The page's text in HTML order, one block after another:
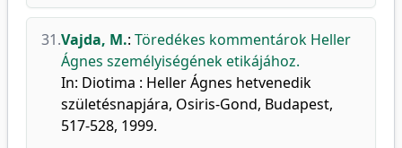
31.Vajda, M.: Töredékes kommentárok Heller
Ágnes személyiségének etikájához.
In: Diotima : Heller Ágnes hetvenedik
születésnapjára, Osiris-Gond, Budapest,
517-528, 1999.